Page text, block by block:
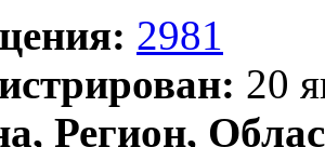
2981
20
Регион,